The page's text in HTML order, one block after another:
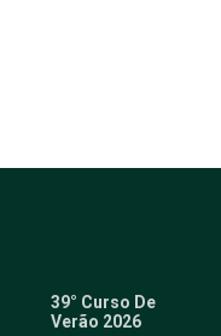
39° Curso De
Verão 2026